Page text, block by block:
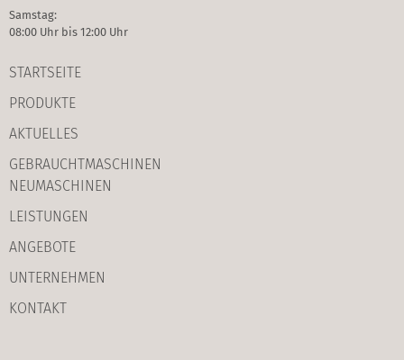
Samstag:
08:00 Uhr bis 12:00 Uhr
STARTSEITE
PRODUKTE
AKTUELLES
GEBRAUCHT­MASCHINEN
NEUMASCHINEN
LEISTUNGEN
ANGEBOTE
UNTERNEHMEN
KONTAKT